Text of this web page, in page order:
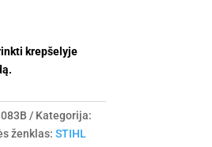
krepšelyje
Kategorija:
ženklas: STIHL